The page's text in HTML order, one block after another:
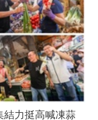
力挺高喊凍蒜